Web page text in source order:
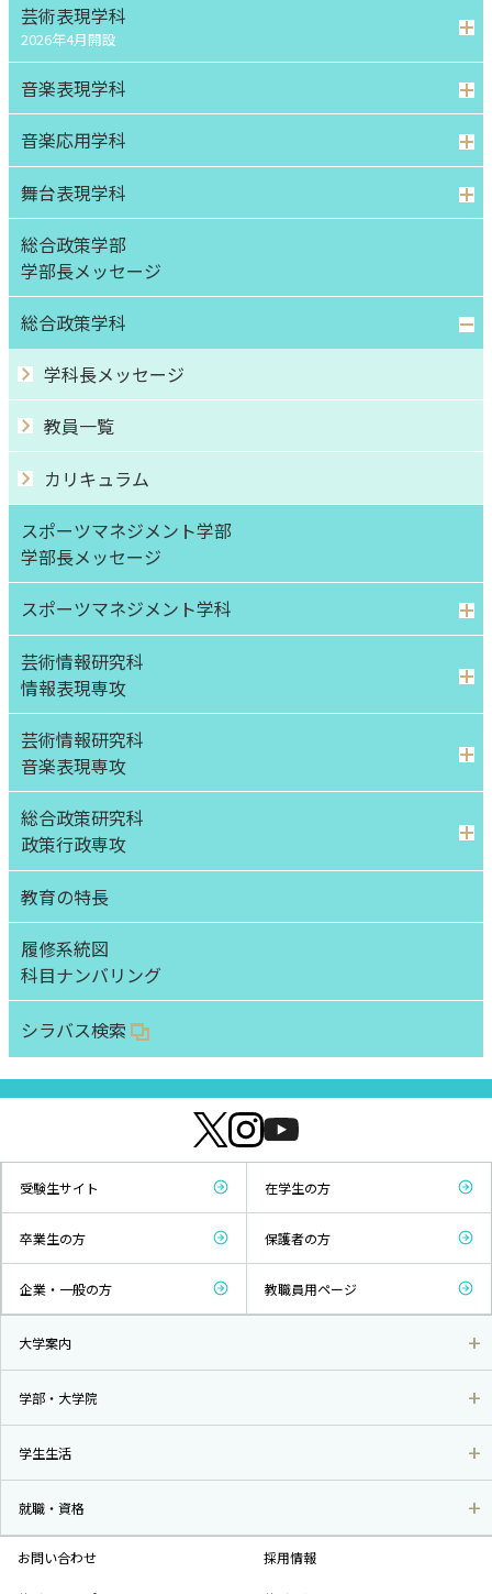
芸術表現学科
2026年4月開設
音楽表現学科
音楽応用学科
舞台表現学科
総合政策学部
学部⻑メッセージ
総合政策学科
学科長メッセージ
教員一覧
カリキュラム
スポーツマネジメント学部
学部⻑メッセージ
スポーツマネジメント学科
芸術情報研究科
情報表現専攻
芸術情報研究科
音楽表現専攻
総合政策研究科
政策行政専攻
教育の特長
履修系統図
科目ナンバリング
シラバス検索
受験生サイト 在学生の方
卒業生の方 保護者の方
企業・一般の方 教職員用ページ
大学案内
学部・大学院
学生生活
就職・資格
お問い合わせ 採用情報